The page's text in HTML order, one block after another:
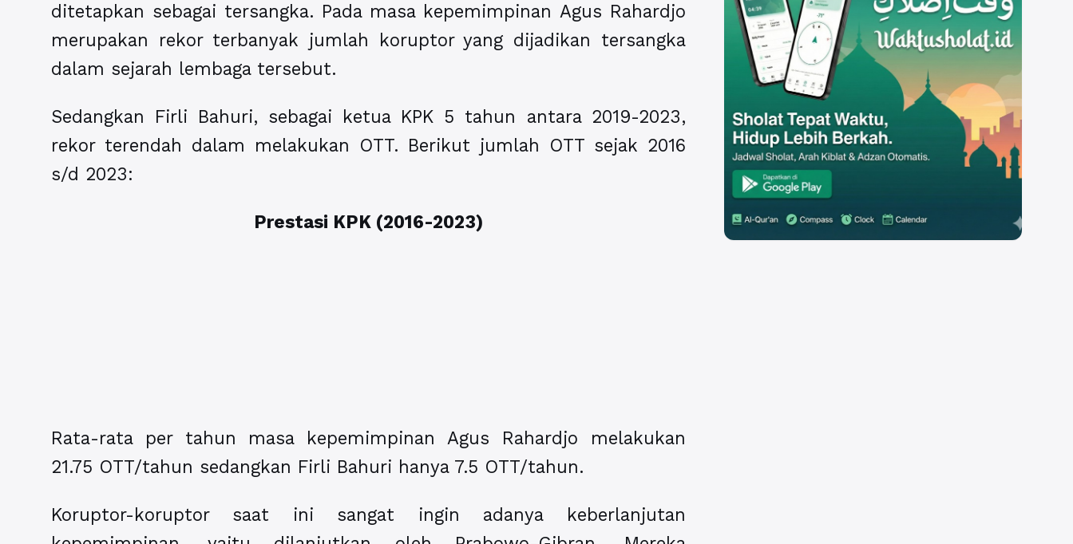
ditetapkan sebagai tersangka. Pada masa kepemimpinan Agus Rahardjo
merupakan rekor terbanyak jumlah koruptor yang dijadikan tersangka
dalam sejarah lembaga tersebut.
Sedangkan Firli Bahuri, sebagai ketua KPK 5 tahun antara 2019-2023,
rekor terendah dalam melakukan OTT. Berikut jumlah OTT sejak 2016
s/d 2023:
Prestasi KPK (2016-2023)
Rata-rata per tahun masa kepemimpinan Agus Rahardjo melakukan
21.75 OTT/tahun sedangkan Firli Bahuri hanya 7.5 OTT/tahun.
Koruptor-koruptor saat ini sangat ingin adanya keberlanjutan